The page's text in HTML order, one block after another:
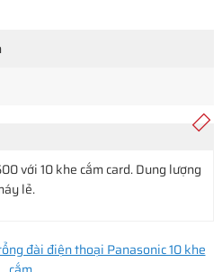
với 10 khe cắm card. Dung lượng
lẻ.